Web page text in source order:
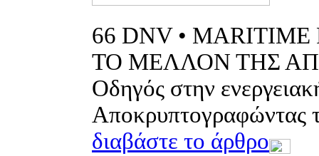
66 DNV • MARITIME
ΤΟ ΜΕΛΛΟΝ ΤΗΣ
Οδηγός στην
Αποκρυπτογραφώντας
διαβάστε το άρθρο